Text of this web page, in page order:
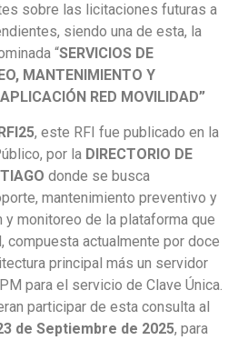
sobre las licitaciones futuras a
siendo una de esta, la
“SERVICIOS DE
MANTENIMIENTO Y
RED MOVILIDAD”
, este RFI fue publicado en la
por la DIRECTORIO DE
donde se busca
mantenimiento preventivo y
monitoreo de la plataforma que
compuesta actualmente por doce
principal más un servidor
para el servicio de Clave Única.
participar de esta consulta al
de Septiembre de 2025, para